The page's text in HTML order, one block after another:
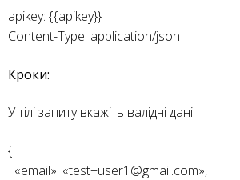
apikey: {{apikey}}
Content-Type: application/json
Кроки:
У тілі запиту вкажіть валідні дані:
{
«email»: «test+user1@gmail.com»,